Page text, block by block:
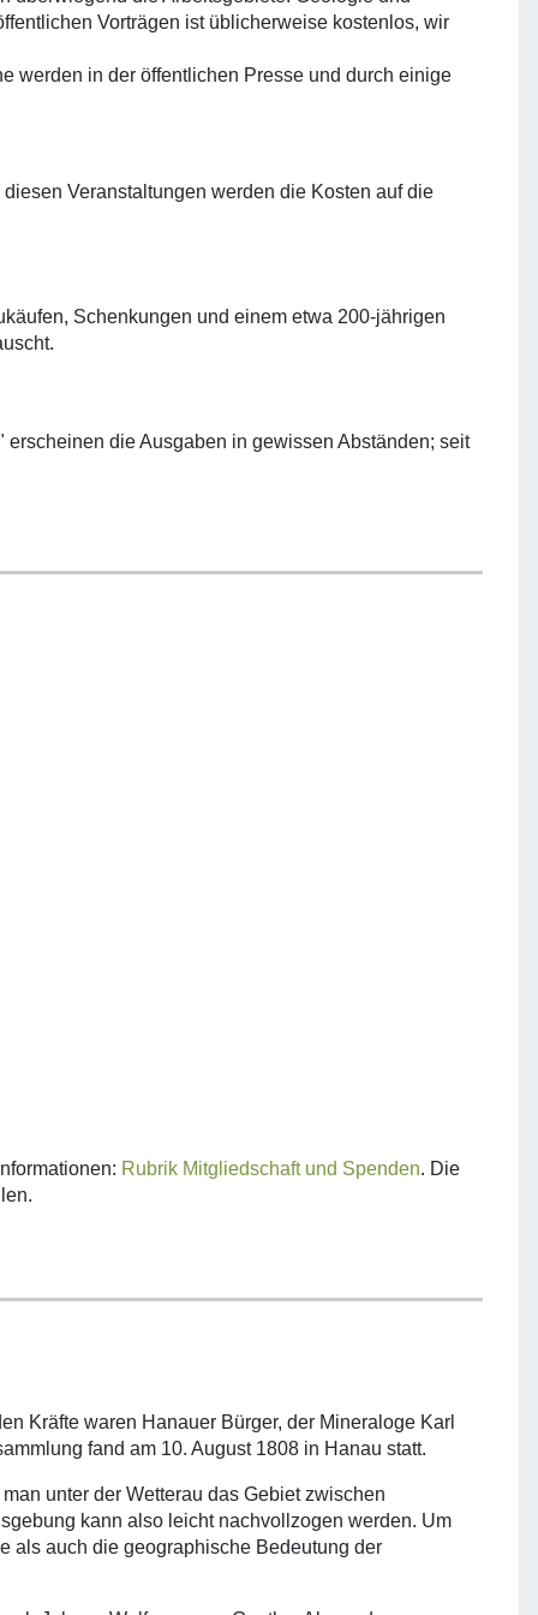
Vorträgen ist üblicherweise kostenlos, wir
werden in der öffentlichen Presse und durch einige
Veranstaltungen werden die Kosten auf die
Schenkungen und einem etwa 200-jährigen
die Ausgaben in gewissen Abständen; seit
Rubrik Mitgliedschaft und Spenden. Die
Kräfte waren Hanauer Bürger, der Mineraloge Karl
fand am 10. August 1808 in Hanau statt.
unter der Wetterau das Gebiet zwischen
kann also leicht nachvollzogen werden. Um
als auch die geographische Bedeutung der